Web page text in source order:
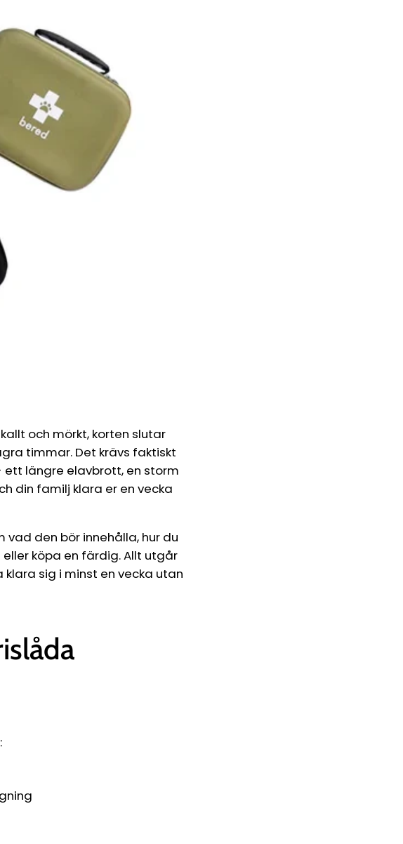
och mörkt, korten slutar
timmar. Det krävs faktiskt
längre elavbrott, en storm
din familj klara er en vecka
vad den bör innehålla, hur du
köpa en färdig. Allt utgår
klara sig i minst en vecka utan